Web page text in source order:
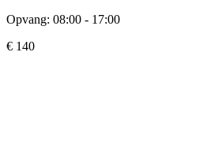
Opvang: 08:00 - 17:00
€ 140